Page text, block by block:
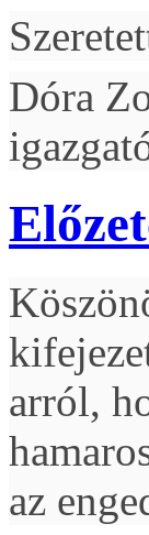
Dóra
arról,
az